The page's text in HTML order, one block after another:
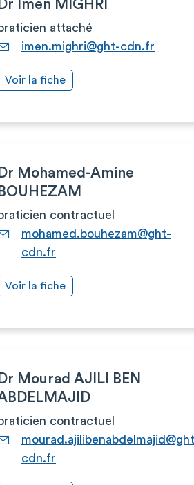
Dr Imen MIGHRI
attaché
imen.mighri@ght-cdn.fr
Voir la fiche
Dr Mohamed-Amine
BOUHEZAM
contractuel
mohamed.bouhezam@ght-
cdn.fr
Voir la fiche
Dr Mourad AJILI BEN
contractuel
cdn.fr